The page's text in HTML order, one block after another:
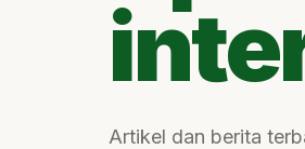
Artikel dan berita